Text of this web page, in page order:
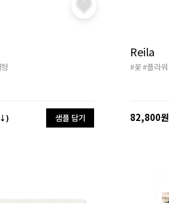
샘플 담기
Reila
#꽃#플라워
82,800원